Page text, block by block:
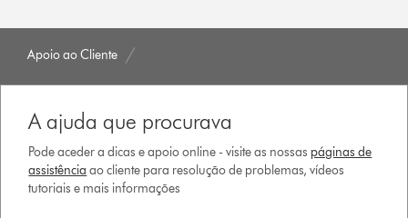
Apoio ao Cliente
A ajuda que procurava
Pode aceder a dicas e apoio online - visite as nossas páginas de
assistência ao cliente para resolução de problemas, vídeos
tutoriais e mais informações